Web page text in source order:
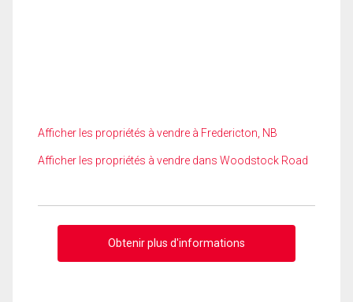
Afficher les propriétés à vendre à Fredericton, NB
Afficher les propriétés à vendre dans Woodstock Road
Obtenir plus d'informations